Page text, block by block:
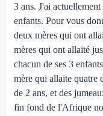
3 ans. J'ai
enfants. Pour vous
deux mères qui ont
mères qui ont allaité
chacun de ses 3
mère qui allaite quatre
de 2 ans, et des
fin fond de l'Afrique